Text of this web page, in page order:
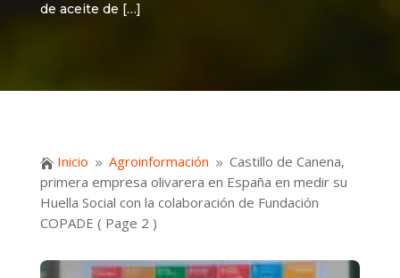
de aceite de […]
 Inicio 9 Agroinformación 9 Castillo de Canena,
primera empresa olivarera en España en medir su
Huella Social con la colaboración de Fundación
COPADE ( Page 2 )